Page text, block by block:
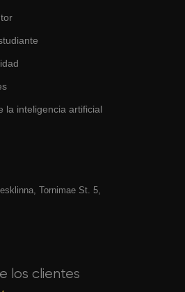
la inteligencia artificial
Tornimаe St. 5,
los clientes